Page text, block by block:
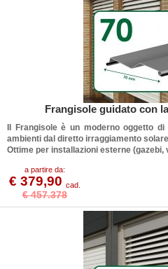
Frangisole guidato con
Frangisoleè un moderno oggetto di
ambienti dal diretto irraggiamento
Ottime per installazioni esterne (gazebi,
a partire da:
€ 379,90 cad.
€ 457.378